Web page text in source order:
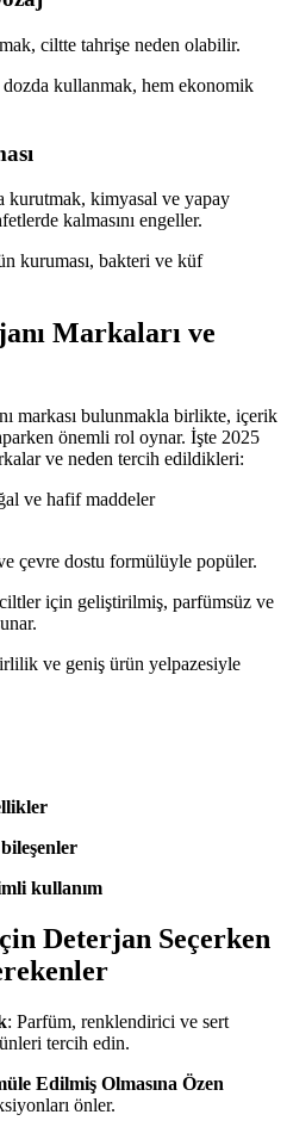
ciltte tahrişe neden olabilir.
kullanmak, hem ekonomik
kurutmak, kimyasal ve yapay
kalmasını engeller.
kuruması, bakteri ve küf
Markaları ve
markası bulunmakla birlikte, içerik
önemli rol oynar. İşte 2025
ve neden tercih edildikleri:
ve hafif maddeler
çevre dostu formülüyle popüler.
için geliştirilmiş, parfümsüz ve
ve geniş ürün yelpazesiyle
kullanım
Deterjan Seçerken
: Parfüm, renklendirici ve sert
tercih edin.
Edilmiş Olmasına Özen
önler.